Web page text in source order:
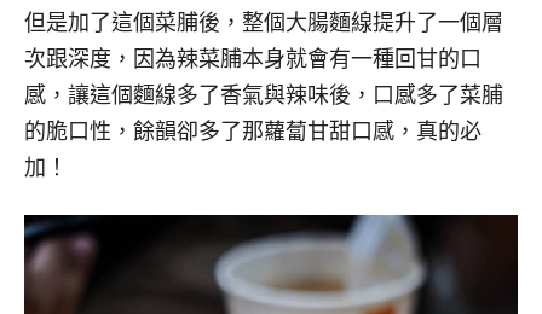
但是加了這個菜脯後，整個大腸麵線提升了一個層
次跟深度，因為辣菜脯本身就會有一種回甘的口
感，讓這個麵線多了香氣與辣味後，口感多了菜脯
的脆口性，餘韻卻多了那蘿蔔甘甜口感，真的必
加！